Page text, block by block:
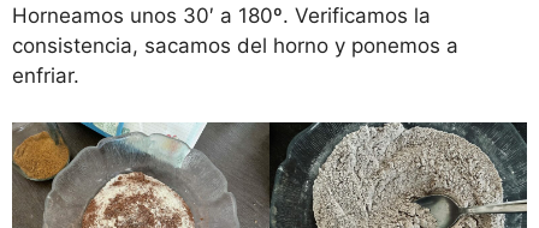
Horneamos unos 30′ a 180º. Verificamos la
consistencia, sacamos del horno y ponemos a
enfriar.